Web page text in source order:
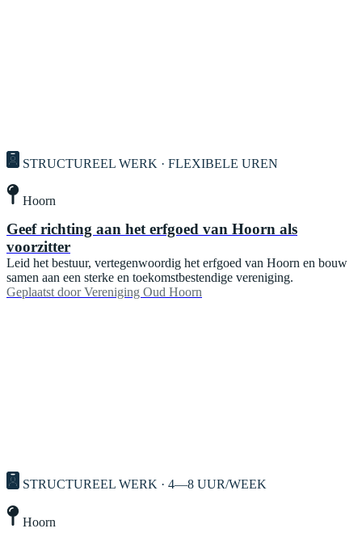
STRUCTUREEL WERK · FLEXIBELE UREN
Hoorn
Geef richting aan het erfgoed van Hoorn als
voorzitter
Leid het bestuur, vertegenwoordig het erfgoed van Hoorn en bouw
samen aan een sterke en toekomstbestendige vereniging.
Geplaatst door Vereniging Oud Hoorn
STRUCTUREEL WERK · 4—8 UUR/WEEK
Hoorn